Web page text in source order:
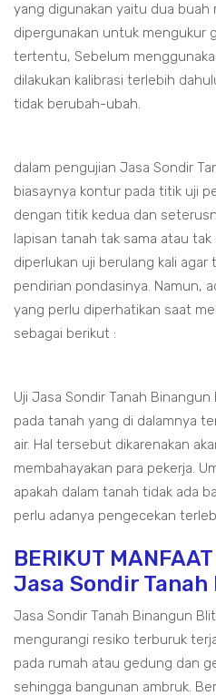
yang digunakan yaitu dua buah
dipergunakan untuk mengukur
tertentu, Sebelum
dilakukan kalibrasi terlebih
tidak berubah-ubah.
dalam pengujian Jasa Sondir
biasaynya kontur pada titik uji
dengan titik kedua dan
lapisan tanah tak sama atau
diperlukan uji berulang kali agar
pendirian pondasinya. Namun,
yang perlu diperhatikan saat
sebagai berikut :
Uji Jasa Sondir Tanah
pada tanah yang di dalamnya
air. Hal tersebut dikarenakan
membahayakan para pekerja.
apakah dalam tanah tidak ada
perlu adanya pengecekan
BERIKUT
Jasa Sondir
Jasa Sondir Tanah Binangun
mengurangi resiko terburuk
pada rumah atau gedung dan
sehingga bangunan ambruk.